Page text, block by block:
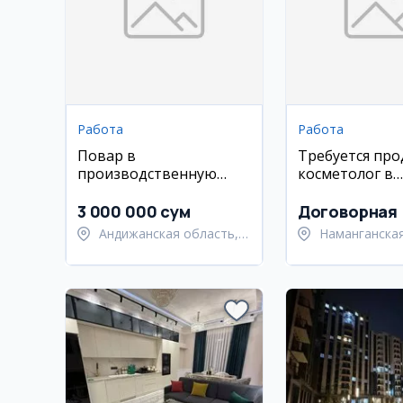
Работа
Повар в
производственную
3 000 000 сум
Андижанская область,
Работа
Требуется
косметолог в
в Намангане
Договорная